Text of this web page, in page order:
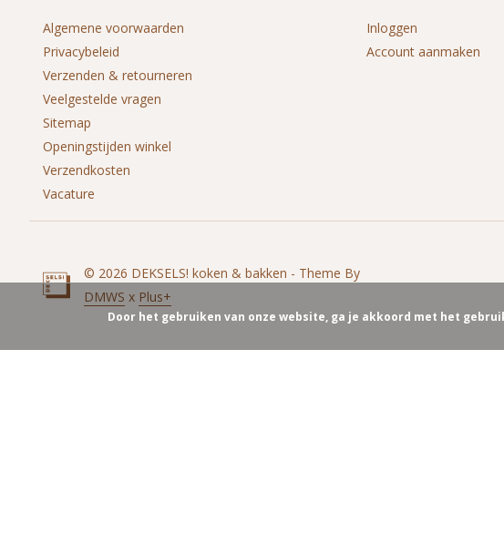
Algemene voorwaarden
Privacybeleid
Verzenden & retourneren
Veelgestelde vragen
Sitemap
Openingstijden winkel
Verzendkosten
Vacature
Inloggen
Account aanmaken
© 2026 DEKSELS! koken & bakken - Theme By
DMWS x Plus+
Door het gebruiken van onze website, ga je akkoord met het